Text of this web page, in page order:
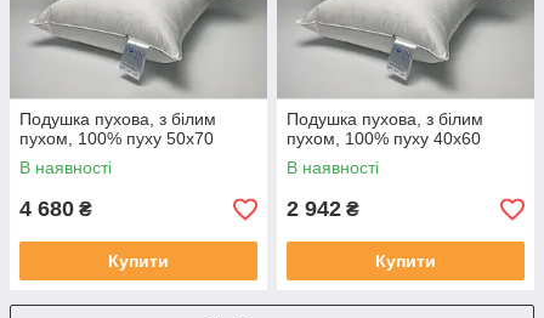
Подушка пухова, з білим
пухом, 100% пуху 50x70
В наявності
4 680 ₴
Купити
Подушка пухова, з білим
пухом, 100% пуху 40x60
В наявності
2 942 ₴
Купити